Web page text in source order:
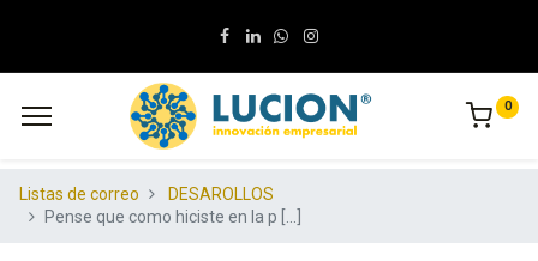
0
Listas de correo
DESAROLLOS
Pense que como hiciste en la p [...]